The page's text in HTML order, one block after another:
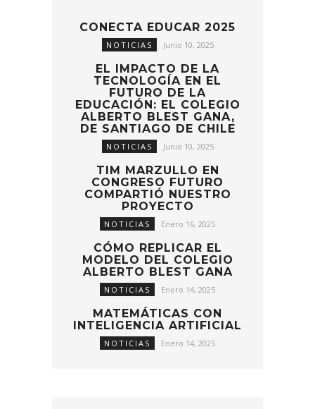
CONECTA EDUCAR 2025
NOTICIAS Junio 10, 2025
EL IMPACTO DE LA
TECNOLOGÍA EN EL
FUTURO DE LA
EDUCACIÓN: EL COLEGIO
ALBERTO BLEST GANA,
DE SANTIAGO DE CHILE
NOTICIAS Junio 10, 2025
TIM MARZULLO EN
CONGRESO FUTURO
COMPARTIÓ NUESTRO
PROYECTO
NOTICIAS Enero 16, 2025
CÓMO REPLICAR EL
MODELO DEL COLEGIO
ALBERTO BLEST GANA
NOTICIAS Enero 14, 2025
MATEMÁTICAS CON
INTELIGENCIA ARTIFICIAL
NOTICIAS Enero 14, 2025